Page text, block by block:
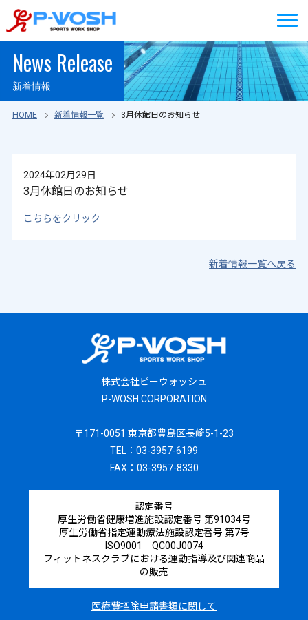
News Release
新着情報
HOME 新着情報一覧 3月休館日のお知らせ
2024年02月29日
3月休館日のお知らせ
こちらをクリック
新着情報一覧へ戻る
株式会社ピーウォッシュ
P-WOSH CORPORATION
〒171-0051 東京都豊島区長崎5-1-23
TEL：03-3957-6199
FAX：03-3957-8330
認定番号
厚生労働省健康増進施設認定番号 第91034号
厚生労働省指定運動療法施設認定番号 第7号
ISO9001 QC00J0074
フィットネスクラブにおける運動指導及び関連商品
の販売
医療費控除申請書類に関して